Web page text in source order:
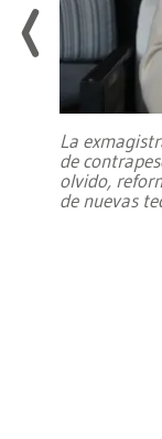
La
de
olvido,
de nuevas